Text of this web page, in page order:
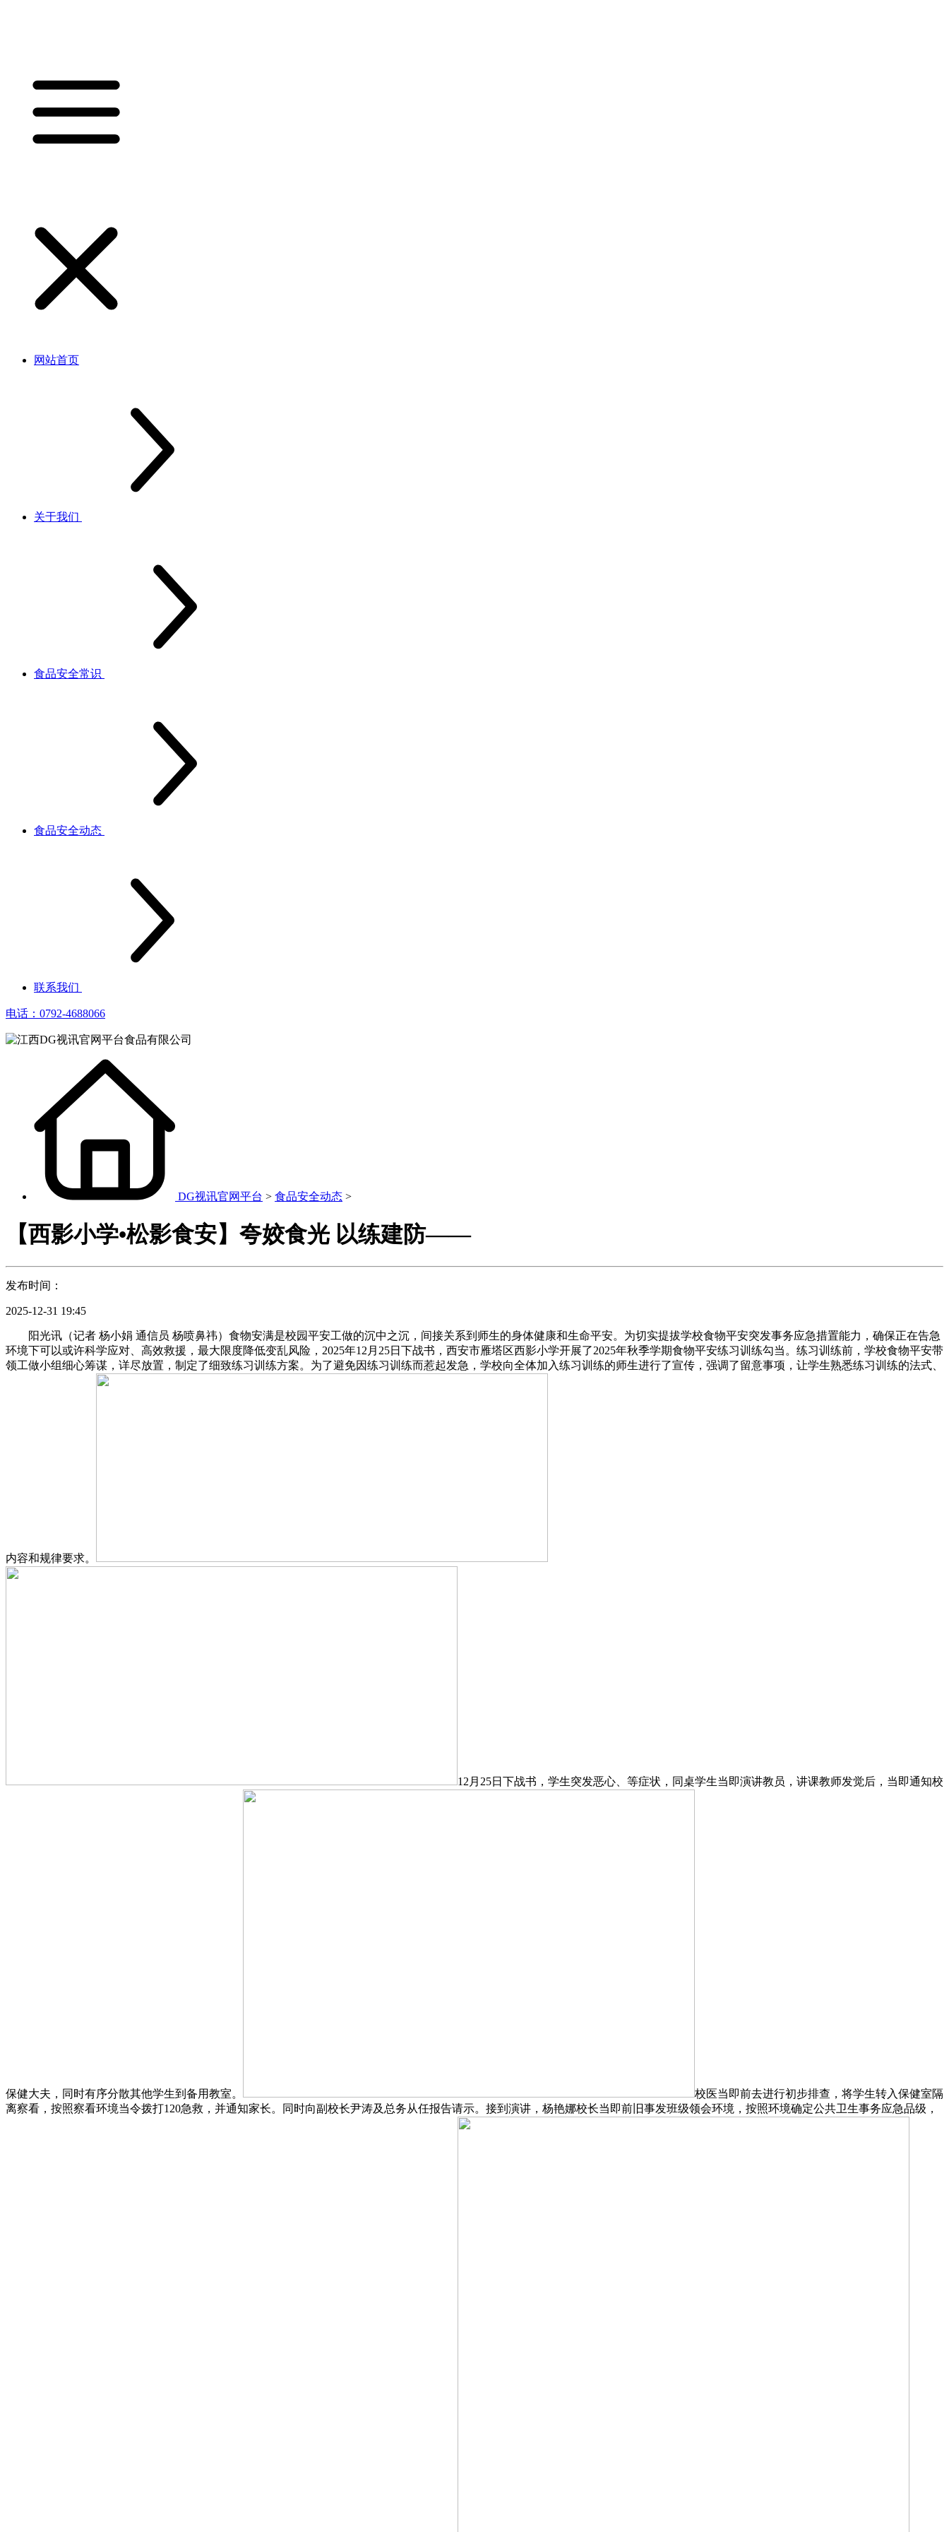
网站首页
关于我们
食品安全常识
食品安全动态
联系我们
电话：0792-4688066
DG视讯官网平台 > 食品安全动态 >
【西影小学•松影食安】夸姣食光 以练建防——
发布时间：
2025-12-31 19:45
阳光讯（记者 杨小娟 通信员 杨喷鼻祎）食物安满是校园平安工做的沉中之沉，间接关系到师生的身体健康和生命平安。为切实提拔学校食物平安突发事务应急措置能力，确保正在告急
环境下可以或许科学应对、高效救援，最大限度降低变乱风险，2025年12月25日下战书，西安市雁塔区西影小学开展了2025年秋季学期食物平安练习训练勾当。练习训练前，学校食物平安带
领工做小组细心筹谋，详尽放置，制定了细致练习训练方案。为了避免因练习训练而惹起发急，学校向全体加入练习训练的师生进行了宣传，强调了留意事项，让学生熟悉练习训练的法式、
内容和规律要求。
12月25日下战书，学生突发恶心、等症状，同桌学生当即演讲教员，讲课教师发觉后，当即通知校
保健大夫，同时有序分散其他学生到备用教室。
校医当即前去进行初步排查，将学生转入保健室隔
离察看，按照察看环境当令拨打120急救，并通知家长。同时向副校长尹涛及总务从任报告请示。接到演讲，杨艳娜校长当即前旧事发班级领会环境，按照环境确定公共卫生事务应急品级，